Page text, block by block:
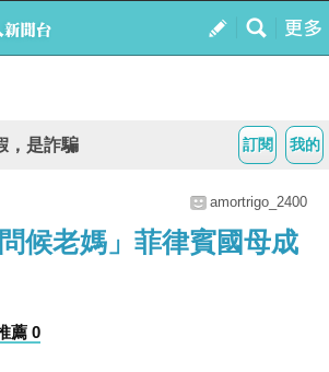
我的
訂閱
，是詐騙
amortrigo_2400
候老媽」菲律賓國母成
薦 0